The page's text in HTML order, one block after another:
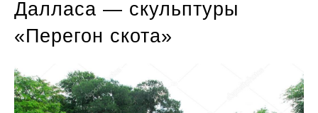
Далласа — скульптуры
«Перегон скота»